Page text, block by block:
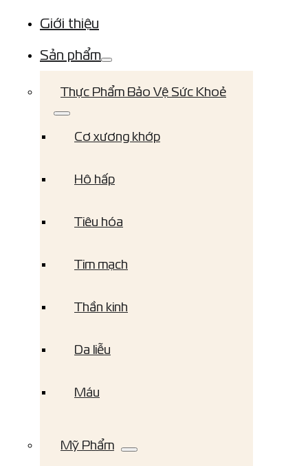
Giới thiệu
Sản phẩm
Thực Phẩm Bảo Vệ Sức Khoẻ
Cơ xương khớp
Hô hấp
Tiêu hóa
Tim mạch
Thần kinh
Da liễu
Máu
Mỹ Phẩm